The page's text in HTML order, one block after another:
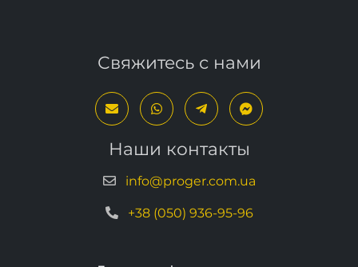
Свяжитесь с нами
Наши контакты
info@proger.com.ua
+38 (050) 936-95-96